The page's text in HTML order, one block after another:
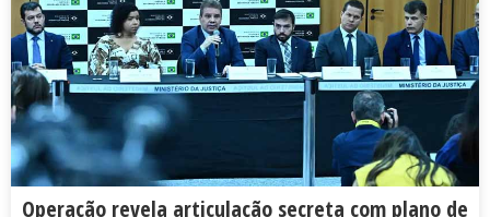
Operação revela articulação secreta com plano de